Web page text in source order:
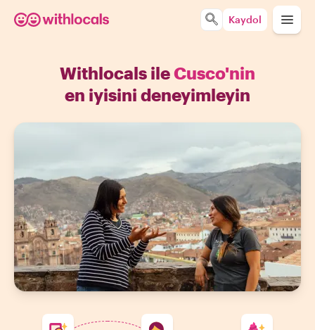
Kaydol
Withlocals ileCusco'nin
en iyisini deneyimleyin